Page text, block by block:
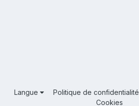
Langue Politique de confidentialité
Cookies